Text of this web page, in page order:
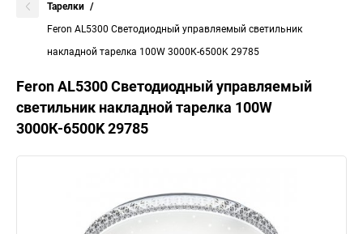
Тарелки
Feron AL5300 Светодиодный управляемый светильник
накладной тарелка 100W 3000К-6500K 29785
Feron AL5300 Светодиодный управляемый
светильник накладной тарелка 100W
3000К-6500K 29785